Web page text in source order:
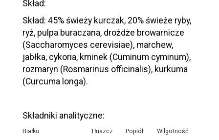
Skład:
Skład: 45% świeży kurczak, 20% świeże ryby,
ryż, pulpa buraczana, drożdże browarnicze
(Saccharomyces cerevisiae), marchew,
jabłka, cykoria, kminek (Cuminum cyminum),
rozmaryn (Rosmarinus officinalis), kurkuma
(Curcuma longa).
Składniki analityczne:
Białko Tłuszcz Popiół Wilgotność